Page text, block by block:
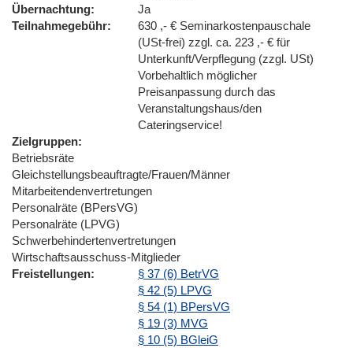
Übernachtung
Ja
Teilnahmegebühr
630 ,- € Seminarkostenpauschale
(USt-frei) zzgl. ca. 223 ,- € für
Unterkunft/Verpflegung (zzgl. USt)
Vorbehaltlich möglicher
Preisanpassung durch das
Veranstaltungshaus/den
Cateringservice!
Zielgruppen
Betriebsräte
Gleichstellungsbeauftragte/Frauen/Männer
Mitarbeitendenvertretungen
Personalräte (BPersVG)
Personalräte (LPVG)
Schwerbehindertenvertretungen
Wirtschaftsausschuss-Mitglieder
Freistellungen
§ 37 (6) BetrVG
§ 42 (5) LPVG
§ 54 (1) BPersVG
§ 19 (3) MVG
§ 10 (5) BGleiG